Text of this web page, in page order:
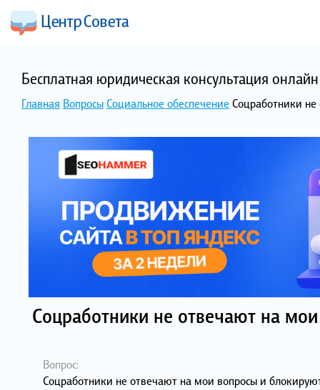
Бесплатная юридическая консультация
Главная ВопросыСоциальное обеспечение Соцработники
Соцработники не отвечают на
Вопрос:
Соцработники не отвечают на мои вопросы и